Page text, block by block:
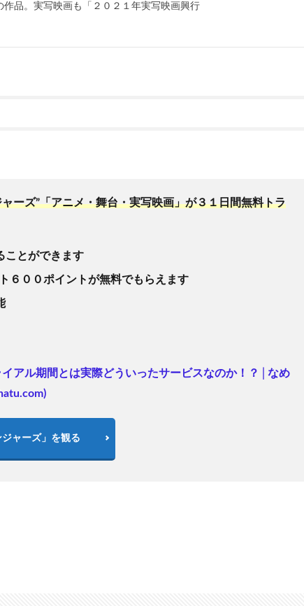
品。実写映画も「２０２１年実写映画興行
ーズ”「アニメ・舞台・実写映画」が３１日間無料トラ
ことができます
６００ポイントが無料でもらえます
イアル期間とは実際どういったサービスなのか！？│なめ
ジャーズ」を観る